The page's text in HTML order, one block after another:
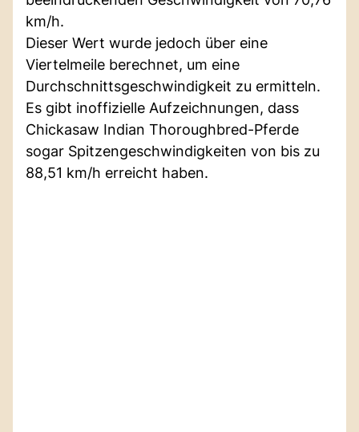
km/h.
Dieser Wert wurde jedoch über eine
Viertelmeile berechnet, um eine
Durchschnittsgeschwindigkeit zu ermitteln.
Es gibt inoffizielle Aufzeichnungen, dass
Chickasaw Indian Thoroughbred-Pferde
sogar Spitzengeschwindigkeiten von bis zu
88,51 km/h erreicht haben.